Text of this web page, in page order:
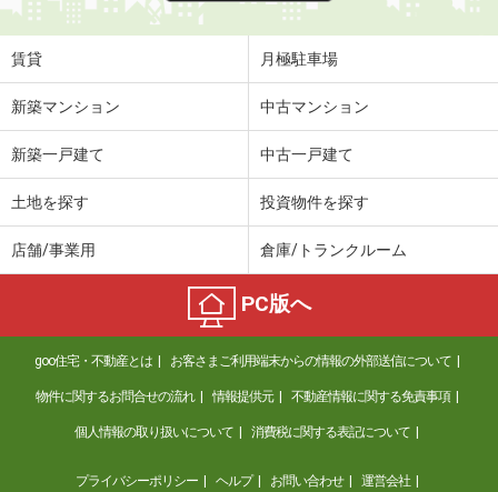
賃貸 月極駐車場
新築マンション 中古マンション
新築一戸建て 中古一戸建て
土地を探す 投資物件を探す
店舗/事業用 倉庫/トランクルーム
PC版へ
goo住宅・不動産とは お客さまご利用端末からの情報の外部送信について
物件に関するお問合せの流れ 情報提供元 不動産情報に関する免責事項
個人情報の取り扱いについて 消費税に関する表記について
プライバシーポリシー ヘルプ お問い合わせ 運営会社